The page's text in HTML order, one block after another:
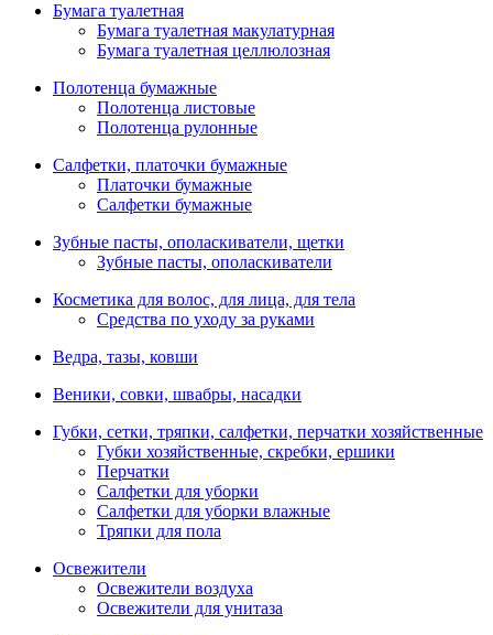
Бумага туалетная
Бумага туалетная макулатурная
Бумага туалетная целлюлозная
Полотенца бумажные
Полотенца листовые
Полотенца рулонные
Салфетки, платочки бумажные
Платочки бумажные
Салфетки бумажные
Зубные пасты, ополаскиватели, щетки
Зубные пасты, ополаскиватели
Косметика для волос, для лица, для тела
Средства по уходу за руками
Ведра, тазы, ковши
Веники, совки, швабры, насадки
Губки, сетки, тряпки, салфетки, перчатки хозяйственные
Губки хозяйственные, скребки, ершики
Перчатки
Салфетки для уборки
Салфетки для уборки влажные
Тряпки для пола
Освежители
Освежители воздуха
Освежители для унитаза